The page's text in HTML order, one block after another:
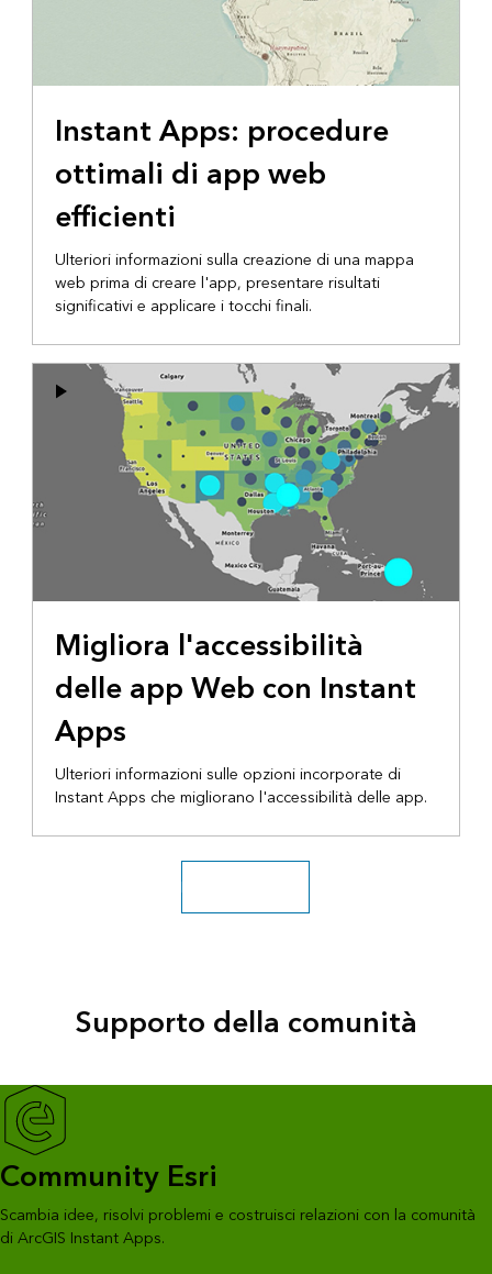
Instant Apps: procedure
ottimali di app web
efficienti
Ulteriori informazioni sulla creazione di una mappa
web prima di creare l'app, presentare risultati
significativi e applicare i tocchi finali.
Migliora l'accessibilità
delle app Web con Instant
Apps
Ulteriori informazioni sulle opzioni incorporate di
Instant Apps che migliorano l'accessibilità delle app.
Esplora altri video
Supporto della comunità
Community Esri
Scambia idee, risolvi problemi e costruisci relazioni con la comunità
di ArcGIS Instant Apps.